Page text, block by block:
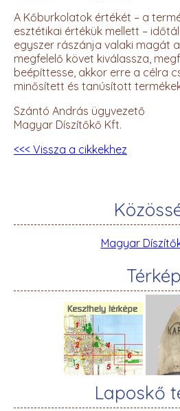
A Kőburkolatok értékét – a
esztétikai értékük mellett –
egyszer rászánja valaki magát
megfelelő követ kiválassza,
beépíttesse, akkor erre a célra
minősített és tanúsított
Szántó András ügyvezető
Magyar Díszítőkő Kft.
<<< Vissza a cikkekhez
Magyar
Térkép
Laposkő